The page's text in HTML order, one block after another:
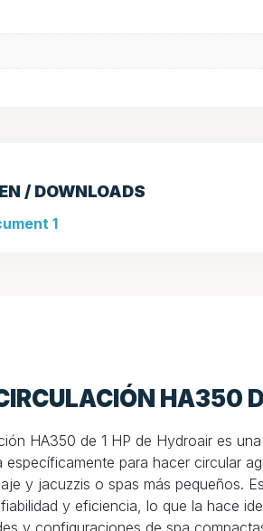
/ DOWNLOADS
1
HA350
HA350 de 1 HP de Hydroair es
específicamente para hacer circular
y jacuzzis o spas más pequeños.
y eficiencia, lo que la hace